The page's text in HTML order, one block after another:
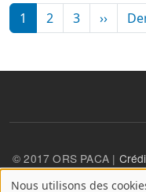
Pagination
1 2 3 ››Page
© 2017 ORS PACA |
confidentialité
Nous utilisons des